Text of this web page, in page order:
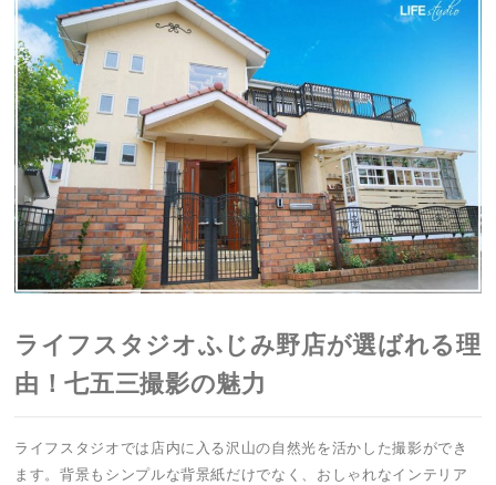
ライフスタジオふじみ野店が選ばれる理
由！七五三撮影の魅力
ライフスタジオでは店内に入る沢山の自然光を活かした撮影ができ
ます。背景もシンプルな背景紙だけでなく、おしゃれなインテリア